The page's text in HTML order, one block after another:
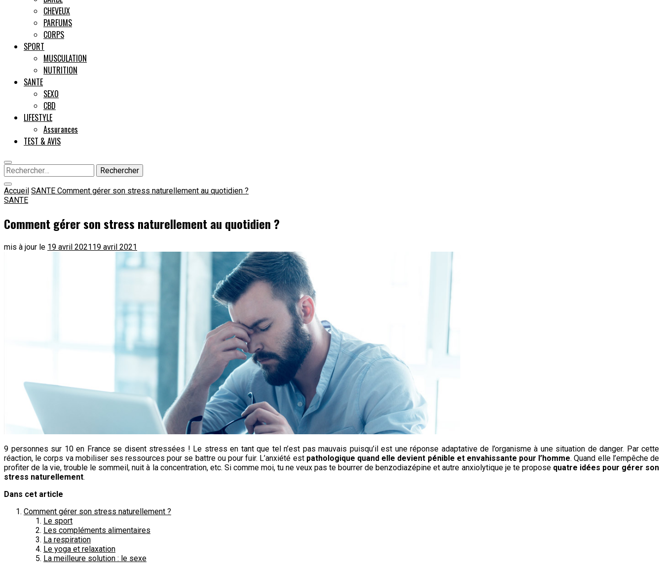
CHEVEUX
PARFUMS
CORPS
SPORT
MUSCULATION
NUTRITION
SANTE
SEXO
CBD
LIFESTYLE
Assurances
TEST & AVIS
Rechercher :
Accueil SANTE Comment gérer son stress naturellement au quotidien ?
SANTE
Comment gérer son stress naturellement au quotidien ?
mis à jour le 19 avril 202119 avril 2021
9 personnes sur 10 en France se disent stressées ! Le stress en tant que tel n’est pas mauvais puisqu’il est une réponse adaptative de l’organisme à une situation de danger. Par cette
réaction, le corps va mobiliser ses ressources pour se battre ou pour fuir. L’anxiété est pathologique quand elle devient pénible et envahissante pour l’homme. Quand elle l’empêche de
profiter de la vie, trouble le sommeil, nuit à la concentration, etc. Si comme moi, tu ne veux pas te bourrer de benzodiazépine et autre anxiolytique je te propose quatre idées pour gérer son
stress naturellement.
Dans cet article
Comment gérer son stress naturellement ?
Le sport
Les compléments alimentaires
La respiration
Le yoga et relaxation
La meilleure solution : le sexe